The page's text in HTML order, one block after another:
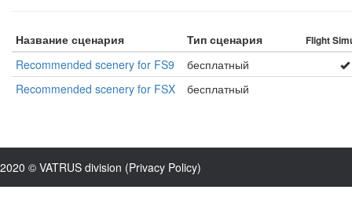
Название сценария Тип сценария Flight
Recommended scenery for FS9
бесплатный
Recommended scenery for FSX
бесплатный
2020 © VATRUS division (Privacy Policy)